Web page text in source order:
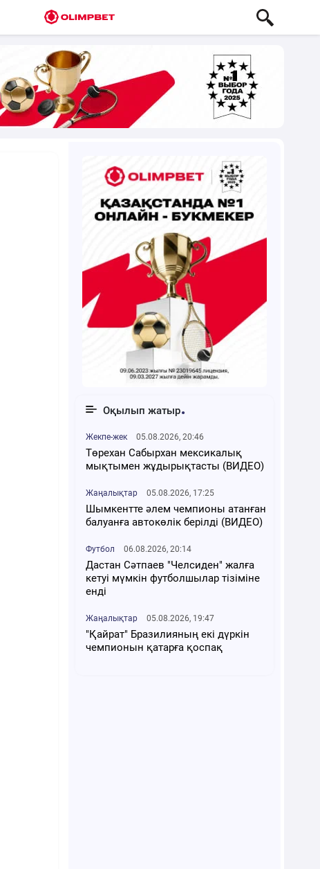
Оқылып жатыр
Жекпе-жек 05.08.2026, 20:46
Төрехан Сабырхан мексикалық
мықтымен жұдырықтасты (ВИДЕО)
Жаңалықтар 05.08.2026, 17:25
Шымкентте әлем чемпионы атанған
балуанға автокөлік берілді (ВИДЕО)
Футбол 06.08.2026, 20:14
Дастан Сәтпаев "Челсиден" жалға
кетуі мүмкін футболшылар тізіміне
енді
Жаңалықтар 05.08.2026, 19:47
"Қайрат" Бразилияның екі дүркін
чемпионын қатарға қоспақ